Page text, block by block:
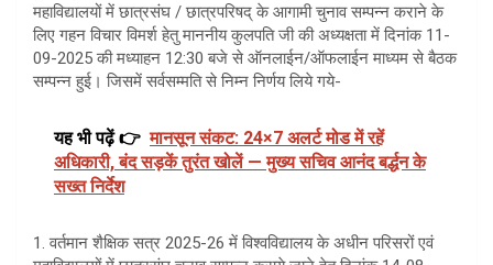
महाविद्यालयों में छात्रसंघ / छात्रपरिषद् के आगामी चुनाव सम्पन्न कराने के
लिए गहन विचार विमर्श हेतु माननीय कुलपति जी की अध्यक्षता में दिनांक 11-
09-2025 की मध्याहन 12:30 बजे से ऑनलाईन/ऑफलाईन माध्यम से बैठक
सम्पन्न हुई। जिसमें सर्वसम्मति से निम्न निर्णय लिये गये-
यह भी पढ़ें 👉 मानसून संकट: 24×7 अलर्ट मोड में रहें
अधिकारी, बंद सड़कें तुरंत खोलें — मुख्य सचिव आनंद बर्द्धन के
सख्त निर्देश
1. वर्तमान शैक्षिक सत्र 2025-26 में विश्वविद्यालय के अधीन परिसरों एवं